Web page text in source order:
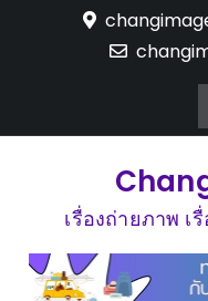
เรื่องถ่ายภาพ เ